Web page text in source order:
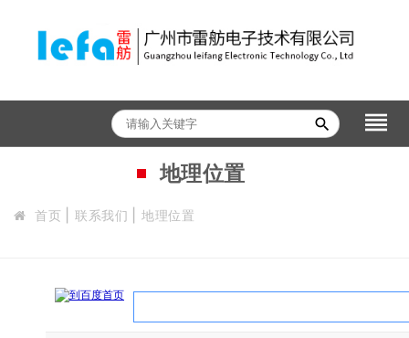
search reorder
地理位置
首页 联系我们 地理位置